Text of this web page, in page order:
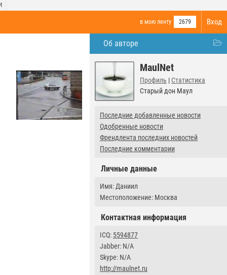
Вход
в мою ленту 2679
Об авторе
MaulNet
Профиль | Статистика
Старый дон Маул
Последние добавленные новости
Одобренные новости
Френдлента последних новостей
Последние комментарии
Личные данные
Имя: Даниил
Местоположение: Москва
Контактная информация
ICQ: 5594877
Jabber: N/A
Skype: N/A
http://maulnet.ru